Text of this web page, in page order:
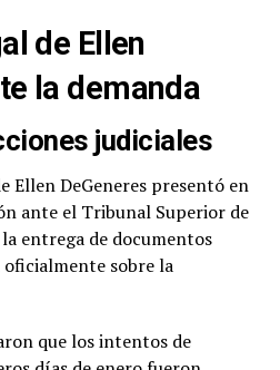
de Ellen
la demanda
judiciales
Ellen DeGeneres presentó en
ante el Tribunal Superior de
entrega de documentos
sobre la
que los intentos de